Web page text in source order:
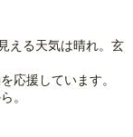
える天気は晴れ。玄
応援しています。
。